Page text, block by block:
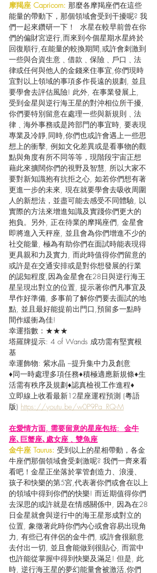
摩羯座 Capricorn: 那麼各摩羯座們在這些
能量的帶動下，那個領域會受到干擾呢? 我
們一起來鑽研一下！  水星在較早前曾在你
們的偏財宮逆行,而來到今個星期水星終於
回復順行,在能量的較換期間,或許會刺激到
一些與合資生意﹑借款﹑保險﹑戶口﹑法
律或任何與他人的金錢來住事宜,你們現時
宜對以上領域的事項多作長遠的規劃, 並且
要學會去評估風險! 此外, 在事業發展上,
受到金星與逆行海王星的對沖相位所干擾,
你們要特別留意在處理一些與新規則﹑法
律﹑海外事務或是跨部門的事宜時, 要表現
專業及冷靜,同時,你們也或許會遇上一些思
想上的衝擊, 例如文化差異或是看事物的觀
點與角度有所不同等等，現階段宇宙正想
藉此來擴闊你們的視野及智慧, 所以大家不
要對新知識抱有抗拒之心, 如若你們想有著
更進一步的未來, 現在就要學會去吸收周圍
人的新想法，並盡可能去感受不同體驗, 以
實際的方法來增進知識及實踐你們更大的
抱負。另外, 正在待業的摩羯座們, 金星會
即將進入天秤座, 並且會為你們增進不少的
社交能量, 極為有助你們在面試時能表現得
更具親和力及實力, 而此時值得你們留意的
或許是在交通安排或是對你想發展的行業
的認知程度,因為金星會在28日與逆行海王
星呈現出對立的位置, 提示著你們凡事宜及
早作好準備, 多事前了解你們要去面試的地
點, 並且最好能提前出門口,預留多一點時
間作緩衝為佳!
幸運指數：★★★
塔羅牌提示: 4 of Wands 成功需有堅實根
基
幸運飾物: 紫水晶 –提升集中力及創意
♦同一時處理多項任務♦積極適應新規條♦生
活需有秩序及規劃♦認真檢視工作進程♦
立即線上收看最新12星座運程預測 (粵語
版) https://youtu.be/w0P9Pa_RQ-M
在愛情方面, 需要留意的星座包括:  金牛
座､巨蟹座､處女座﹑雙魚座
金牛座 Taurus: 受到以上的星相帶動，各金
牛座們那個領域會受刺激呢? 我們一齊來看
看吧！金星正坐落於掌管創造力、浪漫、
孩子和快樂的第5宮,代表著你們或會在以上
的領域中得到你們的快樂! 而近期值得你們
去深思的或許就是在情感關係中, 因為在28
日金星就會與逆行中的海王星形成對立的
位置, 象徵著此時你們內心或會容易出現角
力, 有些已有伴侶的金牛們, 或許會很願意
去付出一切, 並且會能做到很貼心, 而當中
也許能從掌握中得到快樂及滿足! 但是, 此
時, 逆行海王星的夢幻能量會被激活,你們